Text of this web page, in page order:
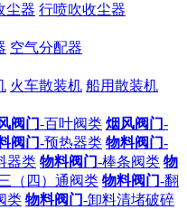
尘器 行喷吹收尘器
空气分配器
火车散装机 船用散装机
阀门-百叶阀类 烟风阀门-
阀门-预热器类 物料阀门-
器类 物料阀门-棒条阀类 物
（四）通阀类 物料阀门-翻
类 物料阀门-卸料清堵破碎